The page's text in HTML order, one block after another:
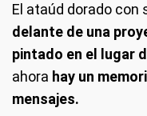
El ataúd dorado con
delante de una
pintado en el lugar
ahora hay un
mensajes.